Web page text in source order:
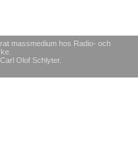
massmedium hos Radio- och
Olof Schlyter.